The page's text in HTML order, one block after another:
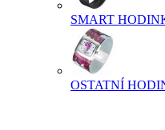
SMART
OSTATNÍ